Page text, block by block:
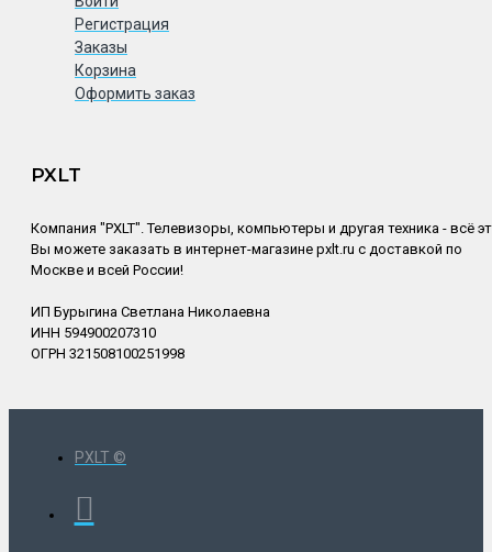
Регистрация
Заказы
Корзина
Оформить заказ
PXLT
Компания "PXLT". Телевизоры, компьютеры и другая техника - всё
Вы можете заказать в интернет-магазине pxlt.ru с доставкой по
Москве и всей России!
ИП Бурыгина Светлана Николаевна
ИНН 594900207310
ОГРН 321508100251998
PXLT ©